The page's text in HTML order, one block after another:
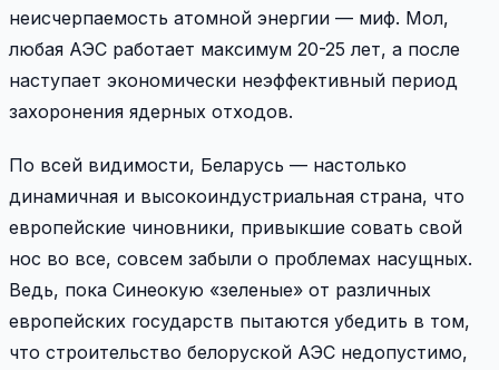
неисчерпаемость атомной энергии — миф. Мол,
любая АЭС работает максимум 20-25 лет, а после
наступает экономически неэффективный период
захоронения ядерных отходов.
По всей видимости, Беларусь — настолько
динамичная и высокоиндустриальная страна, что
европейские чиновники, привыкшие совать свой
нос во все, совсем забыли о проблемах насущных.
Ведь, пока Синеокую «зеленые» от различных
европейских государств пытаются убедить в том,
что строительство белоруской АЭС недопустимо,